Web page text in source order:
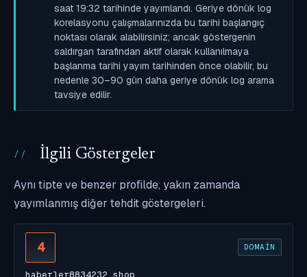
saat 19:32 tarihinde yayımlandı. Geriye dönük log
korelasyonu çalışmalarınızda bu tarihi başlangıç
noktası olarak alabilirsiniz; ancak göstergenin
saldırgan tarafından aktif olarak kullanılmaya
başlanma tarihi yayım tarihinden önce olabilir, bu
nedenle 30–90 gün daha geriye dönük log arama
tavsiye edilir.
İlgili Göstergeler
Aynı tipte ve benzer profilde, yakın zamanda
yayımlanmış diğer tehdit göstergeleri.
4 DOMAIN
haberler8834232.shop